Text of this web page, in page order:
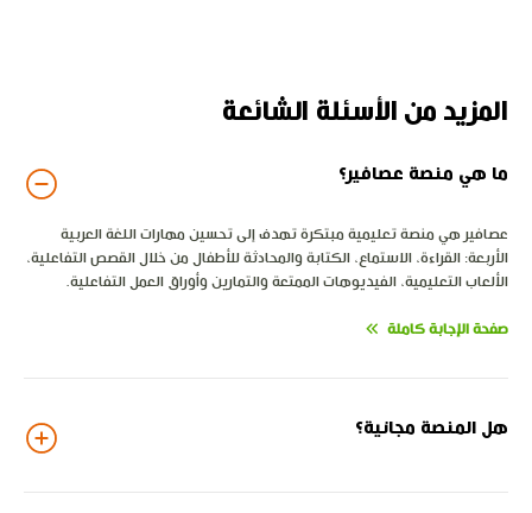
المزيد من الأسئلة الشائعة
ما هي منصة عصافير؟
عصافير هي منصة تعليمية مبتكرة تهدف إلى تحسين مهارات اللغة العربية
الأربعة: القراءة، الاستماع، الكتابة والمحادثة للأطفال من خلال القصص التفاعلية،
الألعاب التعليمية، الفيديوهات الممتعة والتمارين وأوراق العمل التفاعلية.
صفحة الإجابة كاملة
هل المنصة مجانية؟